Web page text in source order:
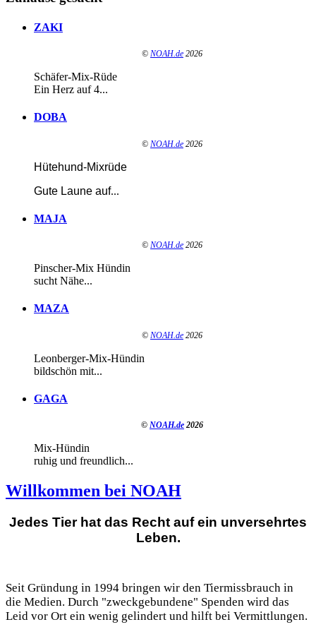
ZAKI
© NOAH.de 2026
Schäfer-Mix-Rüde
Ein Herz auf 4...
DOBA
© NOAH.de 2026
Hütehund-Mixrüde
Gute Laune auf...
MAJA
© NOAH.de 2026
Pinscher-Mix Hündin
sucht Nähe...
MAZA
© NOAH.de 2026
Leonberger-Mix-Hündin
bildschön mit...
GAGA
© NOAH.de 2026
Mix-Hündin
ruhig und freundlich...
Willkommen bei NOAH
Jedes Tier hat das Recht auf ein unversehrtes
Leben.
Seit Gründung in 1994 bringen wir den Tiermissbrauch in
die Medien. Durch "zweckgebundene" Spenden wird das
Leid vor Ort ein wenig gelindert und hilft bei Vermittlungen.